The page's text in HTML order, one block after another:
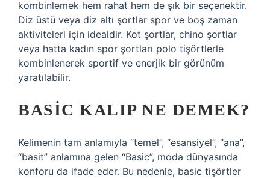
kombinlemek hem rahat hem de şık bir seçenektir.
Diz üstü veya diz altı şortlar spor ve boş zaman
aktiviteleri için idealdir. Kot şortlar, chino şortlar
veya hatta kadın spor şortları polo tişörtlerle
kombinlenerek sportif ve enerjik bir görünüm
yaratılabilir.
BASIC KALIP NE DEMEK?
Kelimenin tam anlamıyla “temel”, “esansiyel”, “ana”,
“basit” anlamına gelen “Basic”, moda dünyasında
konforu da ifade eder. Bu nedenle, basic tişörtler